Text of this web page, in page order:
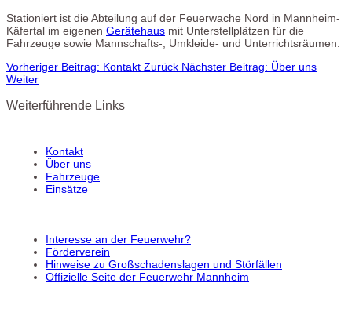
Stationiert ist die Abteilung auf der Feuerwache Nord in Mannheim-
Käfertal im eigenen Gerätehaus mit Unterstellplätzen für die
Fahrzeuge sowie Mannschafts-, Umkleide- und Unterrichtsräumen.
Vorheriger Beitrag: Kontakt Zurück Nächster Beitrag: Über uns
Weiter
Weiterführende Links
Kontakt
Über uns
Fahrzeuge
Einsätze
Interesse an der Feuerwehr?
Förderverein
Hinweise zu Großschadenslagen und Störfällen
Offizielle Seite der Feuerwehr Mannheim